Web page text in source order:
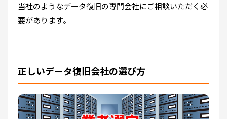
当社のようなデータ復旧の専門会社にご相談いただく必
要があります。
正しいデータ復旧会社の選び方